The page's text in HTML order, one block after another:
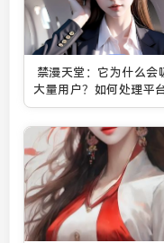
禁漫天堂：它为什么会
大量用户？如何处理平
容的合规性问题？